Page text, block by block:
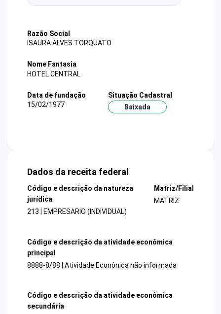
Razão Social
ISAURA ALVES TORQUATO
Nome Fantasia
HOTEL CENTRAL
Data de fundação
15/02/1977
Situação Cadastral
Baixada
Dados da receita federal
Código e descrição da natureza
jurídica
213 | EMPRESARIO (INDIVIDUAL)
Matriz/Filial
MATRIZ
Código e descrição da atividade econômica
principal
8888-8/88 | Atividade Econônica não informada
Código e descrição da atividade econômica
secundária